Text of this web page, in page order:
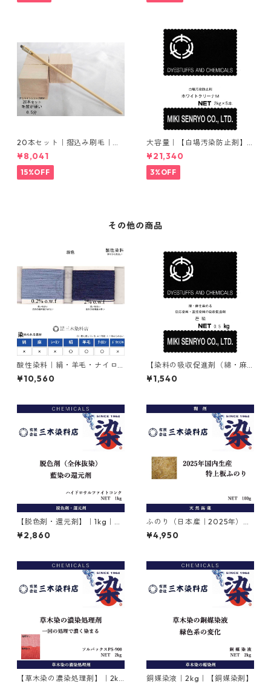
20本セット｜摺込み刷毛｜夏
毛（毛質が硬い）0.5分
¥8,041
15%OFF
大容量｜【白場汚染防止剤】
｜2kg×5本｜ホワイトクリー
ナＭ
¥21,340
3%OFF
その他の商品
酸性染料｜絹・羊毛・ナイロ
ンを染める｜500g｜アシッド
ミーリングサイアニンGR（紺
¥10,560
【染料の吸収促進剤（綿・麻
用）】｜500g｜無水芒硝
¥1,540
【脱色剤・還元剤】｜1kg｜ハ
イドロサルファイトコンク｜
ハイドロサルファイト
¥2,860
ふのり（日本産｜2025年）｜
糊剤｜100g
¥4,950
【草木染の濃染処理剤】｜2kg
銅媒染液｜2kg｜【銅媒染剤】